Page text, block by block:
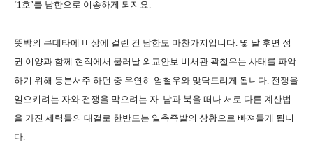
‘1호’를 남한으로 이송하게 되지요.
뜻밖의 쿠데타에 비상에 걸린 건 남한도 마찬가지입니다. 몇 달 후면 정
권 이양과 함께 현직에서 물러날 외교안보 비서관 곽철우는 사태를 파악
하기 위해 동분서주 하던 중 우연히 엄철우와 맞닥드리게 됩니다. 전쟁을
일으키려는 자와 전쟁을 막으려는 자. 남과 북을 떠나 서로 다른 계산법
을 가진 세력들의 대결로 한반도는 일촉즉발의 상황으로 빠져들게 됩니
다.